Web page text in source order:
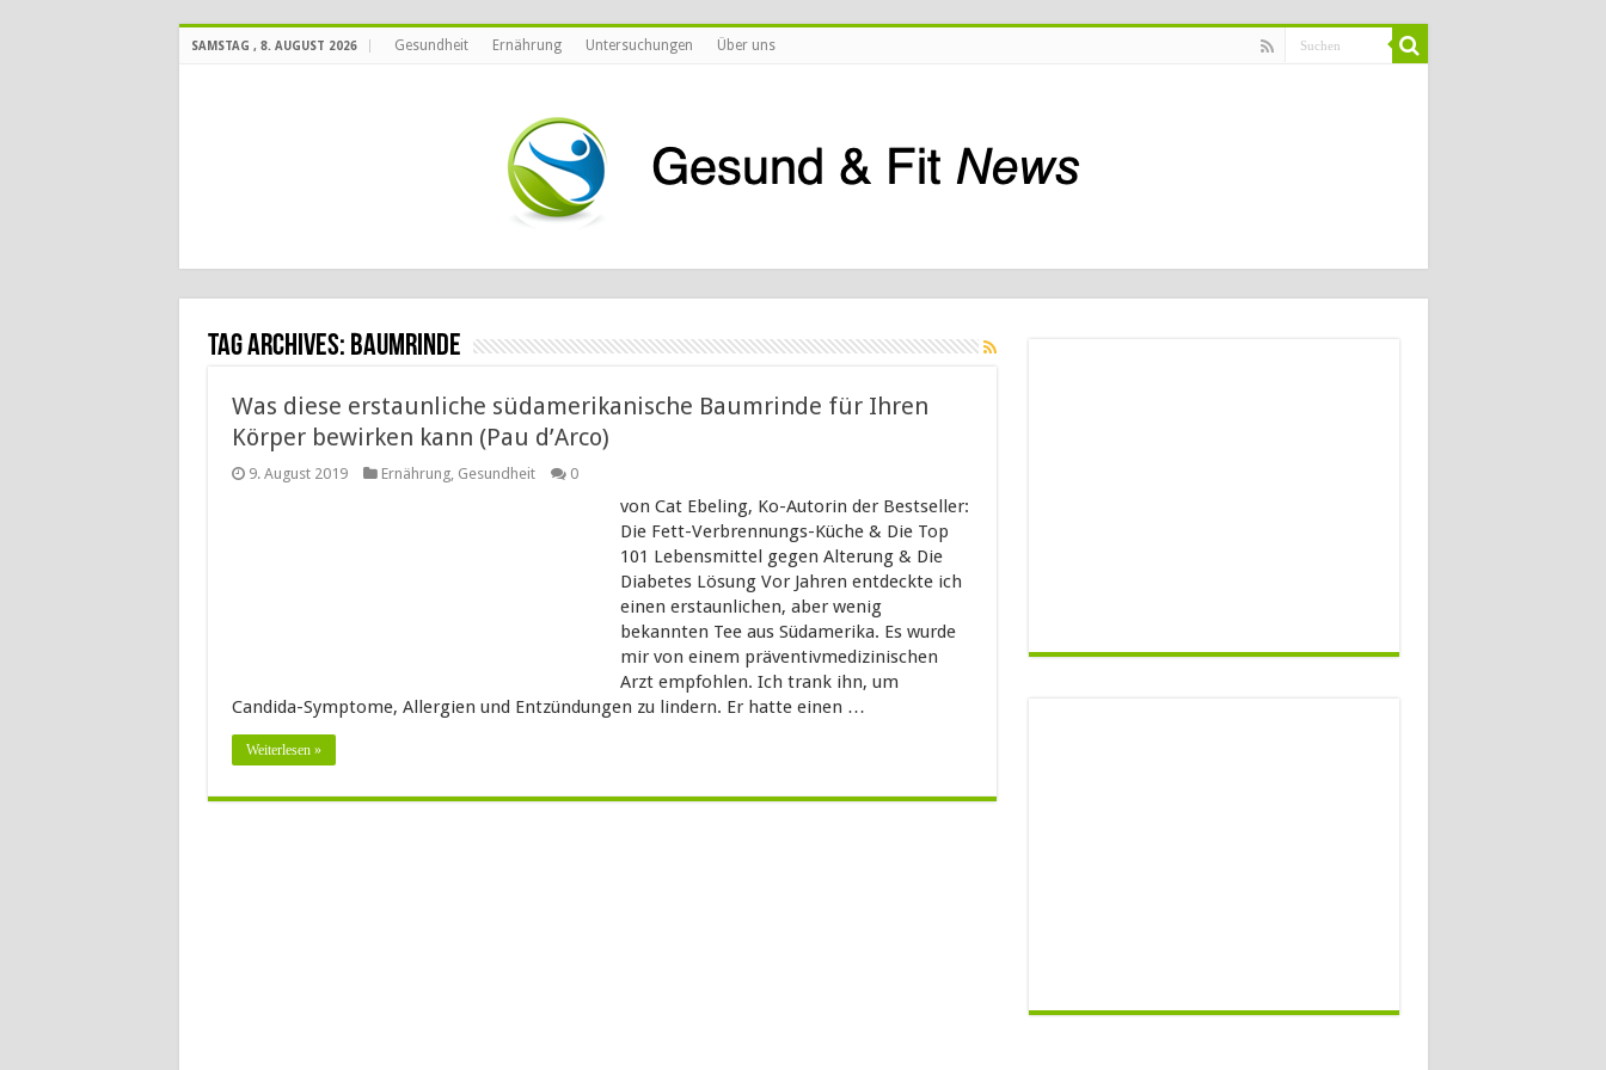
SAMSTAG , 8. AUGUST 2026 Gesundheit Ernährung Untersuchungen Über uns
Tag Archives: Baumrinde
Was diese erstaunliche südamerikanische Baumrinde für Ihren
Körper bewirken kann (Pau d’Arco)
9. August 2019 Ernährung, Gesundheit 0
von Cat Ebeling, Ko-Autorin der Bestseller:
Die Fett-Verbrennungs-Küche & Die Top
101 Lebensmittel gegen Alterung & Die
Diabetes Lösung Vor Jahren entdeckte ich
einen erstaunlichen, aber wenig
bekannten Tee aus Südamerika. Es wurde
mir von einem präventivmedizinischen
Arzt empfohlen. Ich trank ihn, um
Candida-Symptome, Allergien und Entzündungen zu lindern. Er hatte einen …
Weiterlesen »